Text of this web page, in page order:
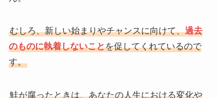
むしろ、新しい始まりやチャンスに向けて、過去
のものに執着しないことを促してくれているので
す。
鮭が腐ったときは、あなたの人生における変化や